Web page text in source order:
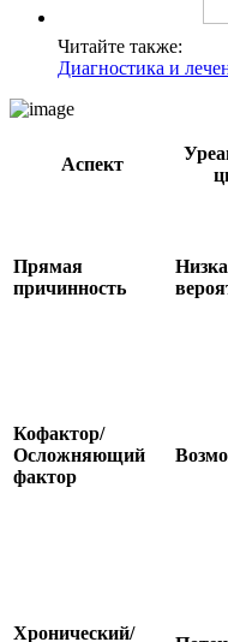
Читайте также:
Диагностика и
Аспект
Прямая
причинность
Кофактор/
Осложняющий
фактор
Хронический/